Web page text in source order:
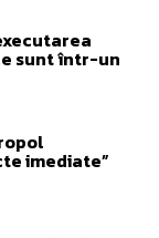
sunt într-un
imediate”